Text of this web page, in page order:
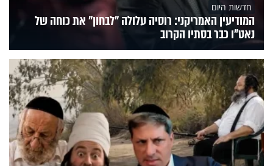
חדשות היום
המודיעין האמריקני: רוסיה עלולה "לבחון" את כוחה של
נאט"ו כבר בסתיו הקרוב